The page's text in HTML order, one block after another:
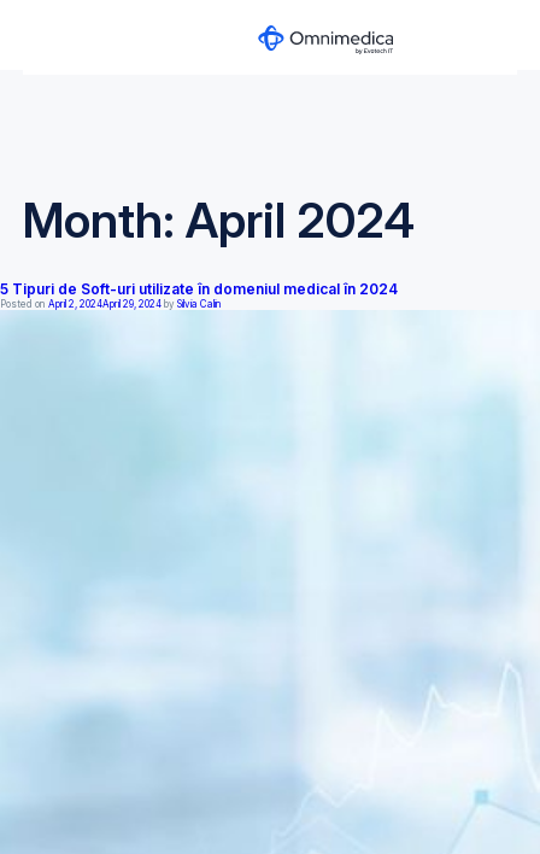
Month:April 2024
5 Tipuri de Soft-uri utilizate în domeniul medical în 2024
Posted on April 2, 2024April 29, 2024 by Silvia Calin